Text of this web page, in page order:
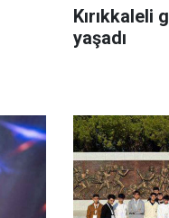
Kırıkkaleli
yaşadı